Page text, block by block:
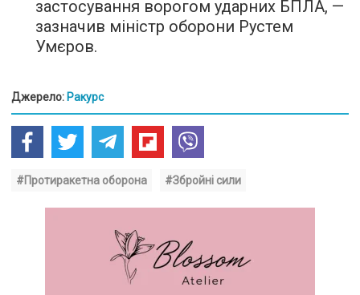
застосування ворогом ударних БПЛА, —
зазначив міністр оборони Рустем
Умєров.
Джерело: Ракурс
#Протиракетна оборона #Збройні сили